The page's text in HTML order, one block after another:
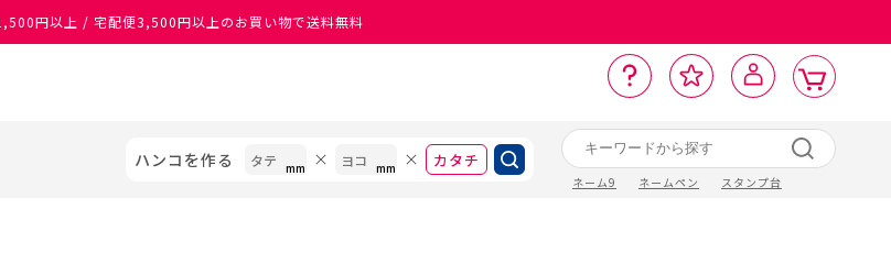
円以上 / 宅配便3,500円以上のお買い物で送料無料
ハンコを作る カタチ
ネーム9 ネームペン スタンプ台
サ
ポ
ト
ー お
気
に
入
り
ロ
グ
イ
ン ト
ー